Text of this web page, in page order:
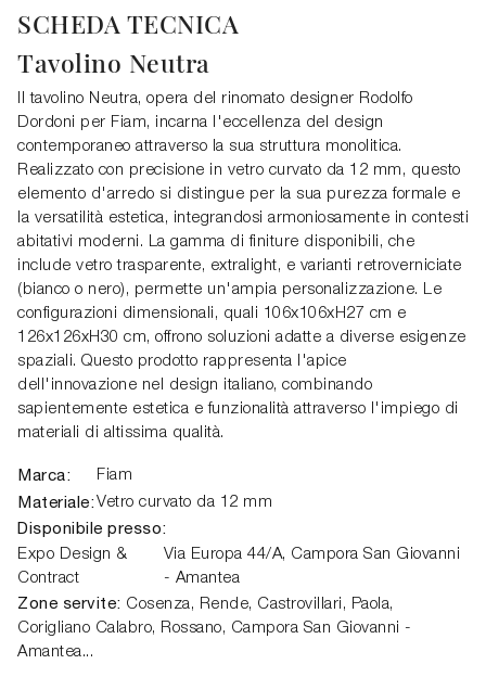
SCHEDA TECNICA
Tavolino Neutra
Il tavolino Neutra, opera del rinomato designer Rodolfo
Dordoni per Fiam, incarna l'eccellenza del design
contemporaneo attraverso la sua struttura monolitica.
Realizzato con precisione in vetro curvato da 12 mm, questo
elemento d'arredo si distingue per la sua purezza formale e
la versatilità estetica, integrandosi armoniosamente in contesti
abitativi moderni. La gamma di finiture disponibili, che
include vetro trasparente, extralight, e varianti retroverniciate
(bianco o nero), permette un'ampia personalizzazione. Le
configurazioni dimensionali, quali 106x106xH27 cm e
126x126xH30 cm, offrono soluzioni adatte a diverse esigenze
spaziali. Questo prodotto rappresenta l'apice
dell'innovazione nel design italiano, combinando
sapientemente estetica e funzionalità attraverso l'impiego di
materiali di altissima qualità.
Marca: Fiam
Materiale: Vetro curvato da 12 mm
Disponibile presso:
Expo Design &
Contract
Via Europa 44/A, Campora San Giovanni
- Amantea
Zone servite: Cosenza, Rende, Castrovillari, Paola,
Corigliano Calabro, Rossano, Campora San Giovanni -
Amantea...